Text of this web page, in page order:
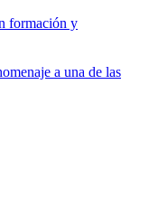
formación y
a una de las